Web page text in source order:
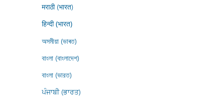
मराठी (भारत)
हिन्दी (भारत)
অসমীয়া (ভাৰত)
বাংলা (বাংলাদেশ)
বাংলা (ভারত)
ਪੰਜਾਬੀ (ਭਾਰਤ)